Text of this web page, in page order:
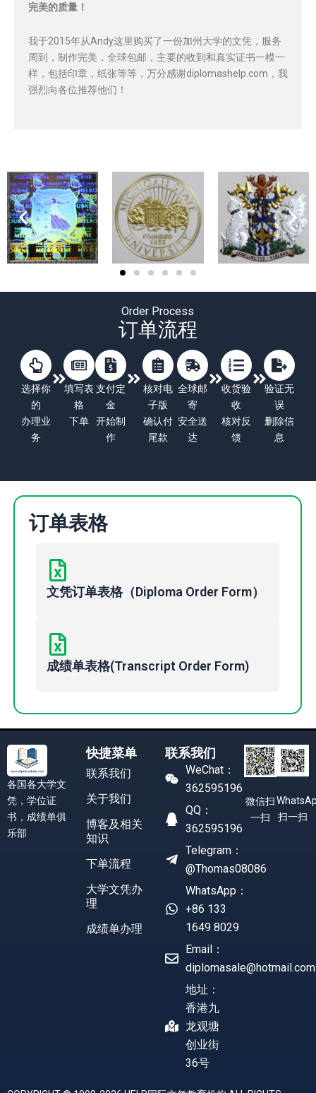
完美的质量！
我于2015年从Andy这里购买了一份加州大学的文凭，服务
周到，制作完美，全球包邮，主要的收到和真实证书一模一
样，包括印章，纸张等等，万分感谢diplomashelp.com，我
强烈向各位推荐他们！
Order Process
订单流程
选择你
的
办理业
务
填写表
格
下单
支付定
金
开始制
作
核对电
子版
确认付
尾款
全球邮
寄
安全送
达
收货验
收
核对反
馈
验证无
误
删除信
息
订单表格
文凭订单表格（Diploma Order Form）
成绩单表格(Transcript Order Form)
各国各大学文
凭，学位证
书，成绩单俱
乐部
快捷菜单
联系我们
关于我们
博客及相关
知识
下单流程
大学文凭办
理
成绩单办理
联系我们
WeChat：
362595196
QQ：
362595196
Telegram：
@Thomas08086
WhatsApp：
+86 133
1649 8029
Email：
diplomasale@hotmail.com
地址：
香港九
龙观塘
创业街
36号
微信扫
一扫
扫一扫